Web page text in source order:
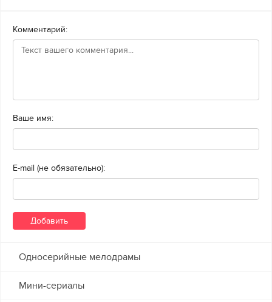
Комментарий:
Ваше имя:
E-mail (не обязательно):
Односерийные мелодрамы
Мини-сериалы